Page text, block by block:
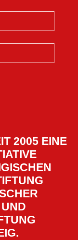
2005 EINE